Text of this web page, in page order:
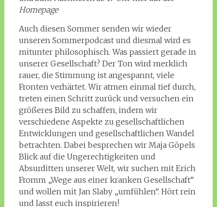
Homepage
Auch diesen Sommer senden wir wieder
unseren Sommerpodcast und diesmal wird es
mitunter philosophisch. Was passiert gerade in
unserer Gesellschaft? Der Ton wird merklich
rauer, die Stimmung ist angespannt, viele
Fronten verhärtet. Wir atmen einmal tief durch,
treten einen Schritt zurück und versuchen ein
größeres Bild zu schaffen, indem wir
verschiedene Aspekte zu gesellschaftlichen
Entwicklungen und gesellschaftlichen Wandel
betrachten. Dabei besprechen wir Maja Göpels
Blick auf die Ungerechtigkeiten und
Absurditten unserer Welt, wir suchen mit Erich
Fromm „Wege aus einer kranken Gesellschaft“
und wollen mit Jan Slaby „umfühlen“. Hört rein
und lasst euch inspirieren!